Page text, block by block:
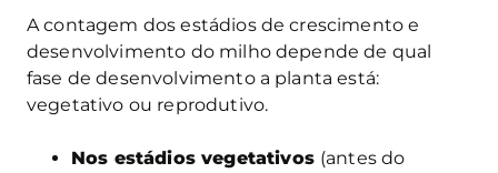
A contagem dos estádios de crescimento e
desenvolvimento do milho depende de qual
fase de desenvolvimento a planta está:
vegetativo ou reprodutivo.
Nos estádios vegetativos (antes do